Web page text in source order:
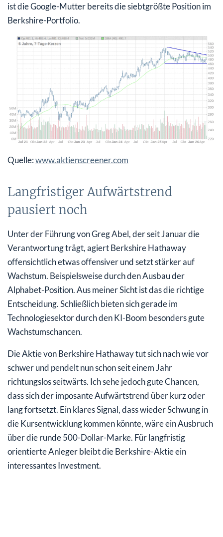
ist die Google-Mutter bereits die siebtgrößte Position im
Berkshire-Portfolio.
Quelle:www.aktienscreener.com
Langfristiger Aufwärtstrend
pausiert noch
Unter der Führung von Greg Abel, der seit Januar die
Verantwortung trägt, agiert Berkshire Hathaway
offensichtlich etwas offensiver und setzt stärker auf
Wachstum. Beispielsweise durch den Ausbau der
Alphabet-Position. Aus meiner Sicht ist das die richtige
Entscheidung. Schließlich bieten sich gerade im
Technologiesektor durch den KI-Boom besonders gute
Wachstumschancen.
Die Aktie von Berkshire Hathaway tut sich nach wie vor
schwer und pendelt nun schon seit einem Jahr
richtungslos seitwärts. Ich sehe jedoch gute Chancen,
dass sich der imposante Aufwärtstrend über kurz oder
lang fortsetzt. Ein klares Signal, dass wieder Schwung in
die Kursentwicklung kommen könnte, wäre ein Ausbruch
über die runde 500-Dollar-Marke. Für langfristig
orientierte Anleger bleibt die Berkshire-Aktie ein
interessantes Investment.